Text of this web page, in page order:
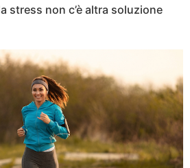
stress non c’è altra soluzione